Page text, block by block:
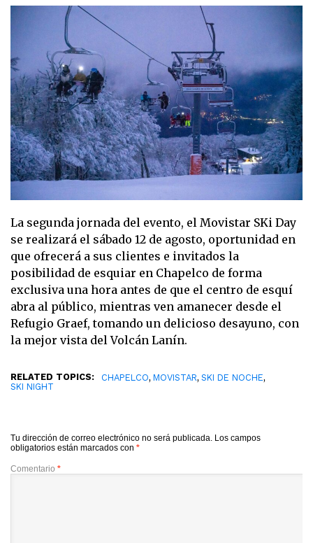
La segunda jornada del evento, el Movistar SKi Day
se realizará el sábado 12 de agosto, oportunidad en
que ofrecerá a sus clientes e invitados la
posibilidad de esquiar en Chapelco de forma
exclusiva una hora antes de que el centro de esquí
abra al público, mientras ven amanecer desde el
Refugio Graef, tomando un delicioso desayuno, con
la mejor vista del Volcán Lanín.
RELATED TOPICS: CHAPELCO, MOVISTAR, SKI DE NOCHE,
SKI NIGHT
Tu dirección de correo electrónico no será publicada. Los campos
obligatorios están marcados con *
Comentario *